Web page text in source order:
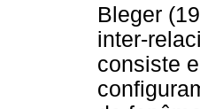
Bleger
inter-
consiste